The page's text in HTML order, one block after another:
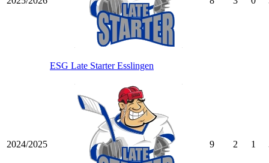
ESG Late Starter Esslingen
2024/2025 9 2 1